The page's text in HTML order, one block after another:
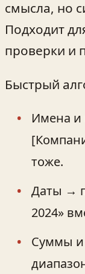
смысла, но
Подходит
проверки и
Быстрый
Имена
тоже.
Даты →
2024»
Суммы